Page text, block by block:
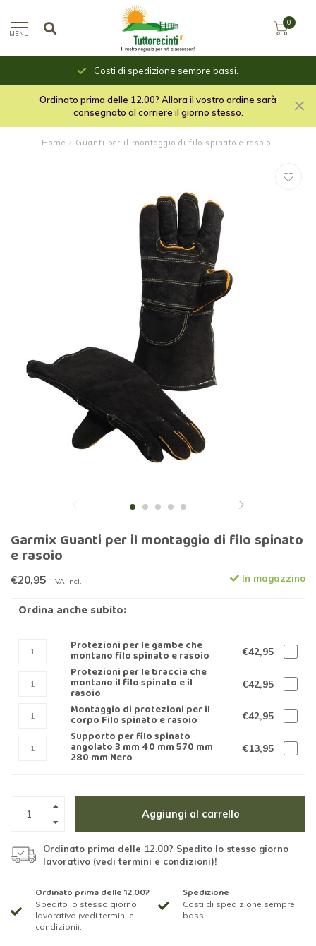
MENU
0
Costi di spedizione sempre bassi.
Ordinato prima delle 12.00? Allora il vostro ordine sarà
consegnato al corriere il giorno stesso.
Home / Guanti per il montaggio di filo spinato e rasoio
Garmix Guanti per il montaggio di filo spinato
e rasoio
€20,95 IVA Incl. In magazzino
Ordina anche subito:
Protezioni per le gambe che
montano filo spinato e rasoio €42,95
Protezioni per le braccia che
montano il filo spinato e il
rasoio
€42,95
Montaggio di protezioni per il
corpo Filo spinato e rasoio €42,95
Supporto per filo spinato
angolato 3 mm 40 mm 570 mm
280 mm Nero
€13,95
Aggiungi al carrello
Ordinato prima delle 12.00? Spedito lo stesso giorno
lavorativo (vedi termini e condizioni)!
Ordinato prima delle 12.00?
Spedito lo stesso giorno
lavorativo (vedi termini e
condizioni).
Spedizione
Costi di spedizione sempre
bassi.